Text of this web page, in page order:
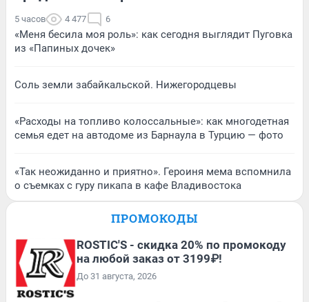
5 часов 4 477 6
«Меня бесила моя роль»: как сегодня выглядит Пуговка
из «Папиных дочек»
Соль земли забайкальской. Нижегородцевы
«Расходы на топливо колоссальные»: как многодетная
семья едет на автодоме из Барнаула в Турцию — фото
«Так неожиданно и приятно». Героиня мема вспомнила
о съемках с гуру пикапа в кафе Владивостока
ПРОМОКОДЫ
ROSTIC'S - скидка 20% по промокоду
на любой заказ от 3199₽!
До 31 августа, 2026